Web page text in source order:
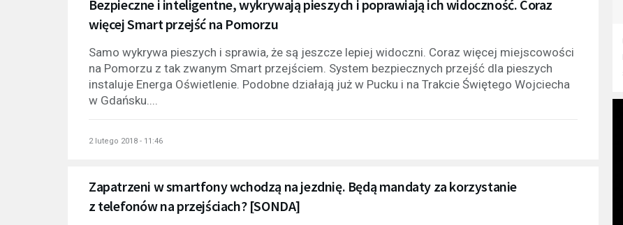
Bezpieczne i inteligentne, wykrywają pieszych i poprawiają ich widoczność. Coraz
więcej Smart przejść na Pomorzu
Samo wykrywa pieszych i sprawia, że są jeszcze lepiej widoczni. Coraz więcej miejscowości
na Pomorzu z tak zwanym Smart przejściem. System bezpiecznych przejść dla pieszych
instaluje Energa Oświetlenie. Podobne działają już w Pucku i na Trakcie Świętego Wojciecha
w Gdańsku....
2 lutego 2018 - 11:46
Zapatrzeni w smartfony wchodzą na jezdnię. Będą mandaty za korzystanie
z telefonów na przejściach? [SONDA]